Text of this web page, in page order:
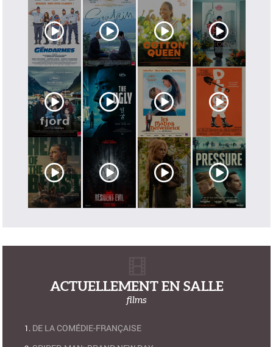
ACTUELLEMENT EN SALLE
films
DE LA COMÉDIE-FRANÇAISE